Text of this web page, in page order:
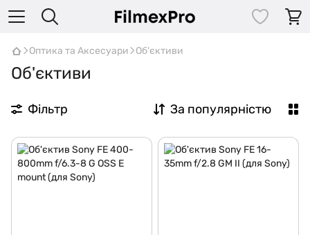
Оптика та Аксесуари Об'єктиви
Об'єктиви
Фільтр За популярністю